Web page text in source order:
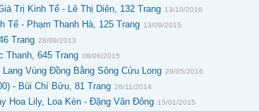
Trị Kinh Tế - Lê Thị Diên, 132 Trang 13/10/2016
Tế - Phạm Thanh Hà, 125 Trang 13/09/2015
Trang 28/09/2013
Thanh, 645 Trang 08/06/2015
Vùng Đồng Bằng Sông Cửu Long 29/05/2016
- Bùi Chí Bửu, 81 Trang 28/11/2014
Hoa Lily, Loa Kèn - Đặng Văn Đông 15/01/2015